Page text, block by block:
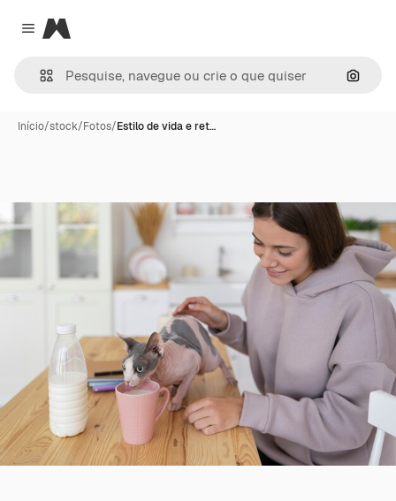
Close menu
Magnific
Início/stock/Fotos/Estilo de vida e ret…